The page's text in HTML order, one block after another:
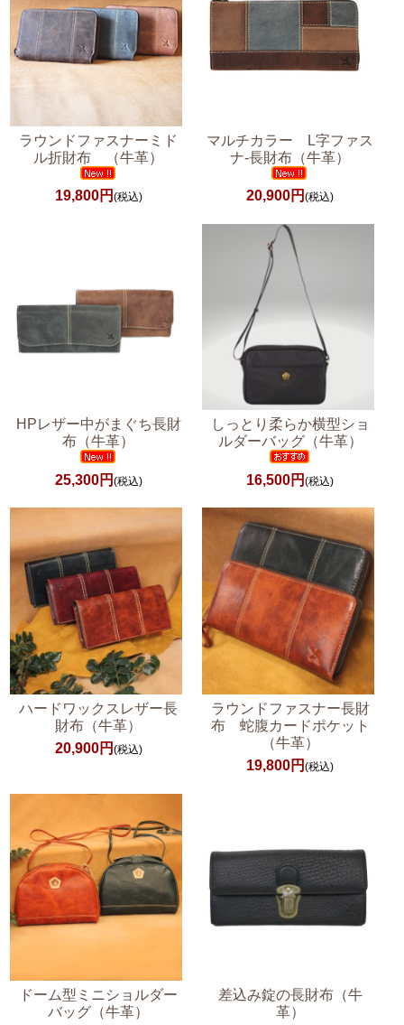
ラウンドファスナーミド
ル折財布 （牛革）
19,800円 (税込)
マルチカラー L字ファス
ナ-長財布（牛革）
20,900円(税込)
HPレザー中がまぐち長財
布（牛革）
25,300円 (税込)
しっとり柔らか横型ショ
ルダーバッグ（牛革）
16,500円(税込)
ハードワックスレザー長
財布（牛革）
20,900円 (税込)
ラウンドファスナー長財
布 蛇腹カードポケット
（牛革）
19,800円(税込)
ドーム型ミニショルダー
バッグ（牛革）
差込み錠の長財布（牛
革）